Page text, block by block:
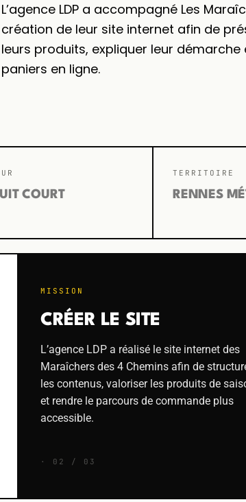
L’agence LDP a accompagné Les
création de leur site internet afin de
leurs produits, expliquer leur
paniers en ligne.
COURT
TERRITOIRE
RENNES
MISSION
CRÉER LE SITE
L’agence LDP a réalisé le site internet des
Maraîchers des 4 Chemins afin de
les contenus, valoriser les produits de
et rendre le parcours de commande plus
accessible.
· 02 / 03